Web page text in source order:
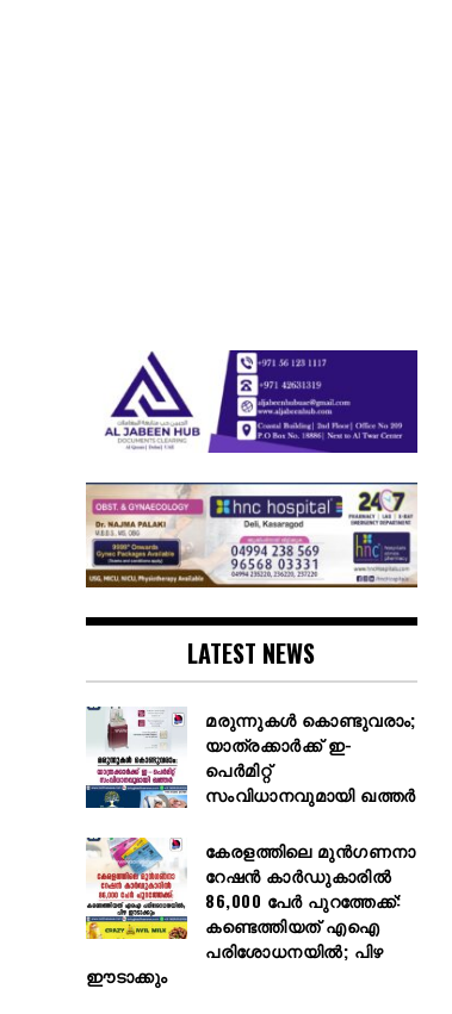
LATEST NEWS
മരുന്നുകൾ കൊണ്ടുവരാം;
യാത്രക്കാർക്ക് ഇ-
പെർമിറ്റ്
സംവിധാനവുമായി ഖത്തർ
കേരളത്തിലെ മുൻഗണനാ
റേഷൻ കാർഡുകാരിൽ
86,000 പേർ പുറത്തേക്ക്:
കണ്ടെത്തിയത് എഐ
പരിശോധനയിൽ; പിഴ
ഈടാക്കും